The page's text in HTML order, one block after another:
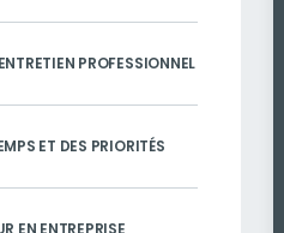
PROFESSIONNEL
ET DES PRIORITÉS
EN ENTREPRISE